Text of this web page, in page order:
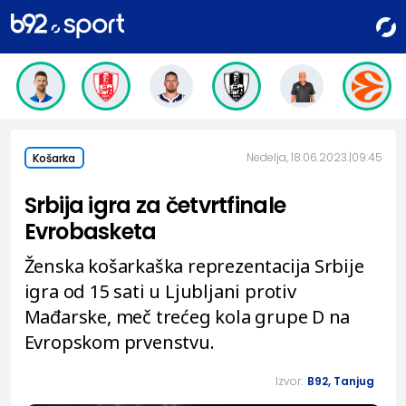
Košarka Nedelja, 18.06.2023. 09:45
Srbija igra za četvrtfinale
Evrobasketa
Ženska košarkaška reprezentacija Srbije
igra od 15 sati u Ljubljani protiv
Mađarske, meč trećeg kola grupe D na
Evropskom prvenstvu.
Izvor: B92, Tanjug